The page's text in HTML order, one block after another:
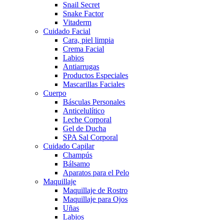
Snail Secret
Snake Factor
Vitaderm
Cuidado Facial
Cara, piel limpia
Crema Facial
Labios
Antiarrugas
Productos Especiales
Mascarillas Faciales
Cuerpo
Básculas Personales
Anticelulítico
Leche Corporal
Gel de Ducha
SPA Sal Corporal
Cuidado Capilar
Champús
Bálsamo
Aparatos para el Pelo
Maquillaje
Maquillaje de Rostro
Maquillaje para Ojos
Uñas
Labios